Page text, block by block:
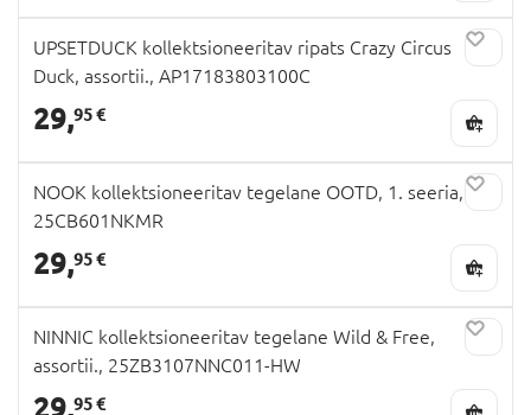
UPSETDUCK kollektsioneeritav ripats Crazy Circus
Duck, assortii., AP17183803100C
29,95 €
NOOK kollektsioneeritav tegelane OOTD, 1. seeria,
25CB601NKMR
29,95 €
NINNIC kollektsioneeritav tegelane Wild & Free,
assortii., 25ZB3107NNC011-HW
29,95 €